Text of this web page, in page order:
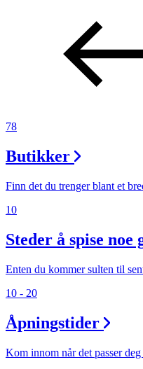
Åpningstider
Magasin
Gavekort
78
Butikker
Finn det du trenger blant et
10
Steder å spise noe
Enten du kommer sulten til
10 - 20
Åpningstider
Kom innom når det passer deg